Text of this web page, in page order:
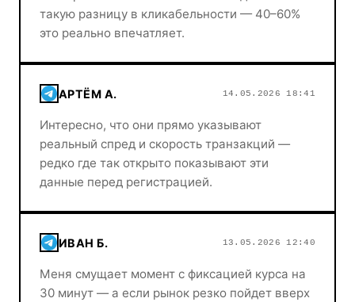
такую разницу в кликабельности — 40–60%
это реально впечатляет.
АРТЁМ А. 14.05.2026 18:41
Интересно, что они прямо указывают
реальный спред и скорость транзакций —
редко где так открыто показывают эти
данные перед регистрацией.
ИВАН Б. 13.05.2026 12:40
Меня смущает момент с фиксацией курса на
30 минут — а если рынок резко пойдет вверх